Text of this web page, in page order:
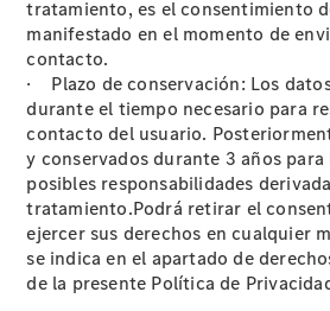
nosotros
Contacto
tratamiento, es el consentimiento
manifestado en el momento de
contacto.
· Plazo de conservación: Los
durante el tiempo necesario para
contacto del usuario.
y conservados durante 3 años
posibles responsabilidades
tratamiento.Podrá retirar el
ejercer sus derechos en cualquier
se indica en el apartado de
de la presente Política de